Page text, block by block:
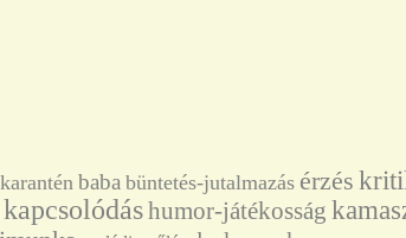
karantén baba büntetés-jutalmazás érzés
humor-játékosság